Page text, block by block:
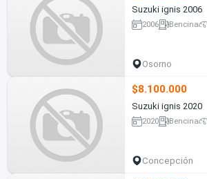
Suzuki ignis 2006
2006 Bencina
Osorno
$8.100.000
Suzuki ignis 2020
2020 Bencina
Concepción